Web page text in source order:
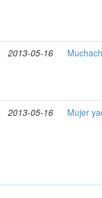
2013-05-16
2013-05-16 Mujer